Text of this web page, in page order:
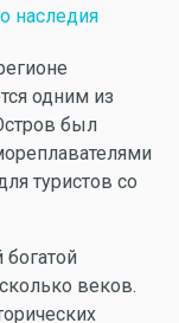
наследия
одним из
был
туристов со
веков.